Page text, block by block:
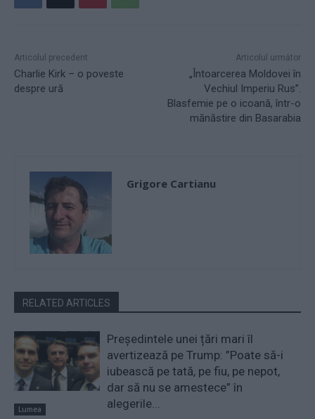
Articolul precedent
Charlie Kirk – o poveste
despre ură
Articolul următor
„Întoarcerea Moldovei în
Vechiul Imperiu Rus”.
Blasfemie pe o icoană, într-o
mănăstire din Basarabia
Grigore Cartianu
RELATED ARTICLES
Lumea
Președintele unei țări mari îl
avertizează pe Trump: ”Poate să-i
iubească pe tată, pe fiu, pe nepot,
dar să nu se amestece” în
alegerile...